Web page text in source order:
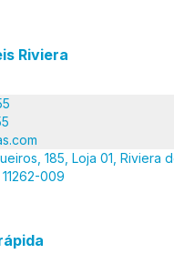
Riviera
185, Loja 01, Riviera
009